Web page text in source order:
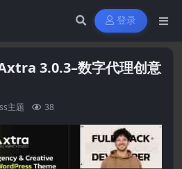
登录
3.0.3–数字代理创意
主题 38